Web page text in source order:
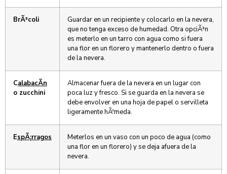
BrÃ³coli
Guardar en un recipiente y colocarlo en la nevera,
que no tenga exceso de humedad. Otra opciÃ³n
es meterlo en un tarro con agua como si fuera
una flor en un florero y mantenerlo dentro o fuera
de la nevera.
CalabacÃ­n
o zucchini
Almacenar fuera de la nevera en un lugar con
poca luz y fresco. Si se guarda en la nevera se
debe envolver en una hoja de papel o servilleta
ligeramente hÃºmeda.
EspÃ¡rragos
Meterlos en un vaso con un poco de agua (como
una flor en un florero) y se deja afuera de la
nevera.